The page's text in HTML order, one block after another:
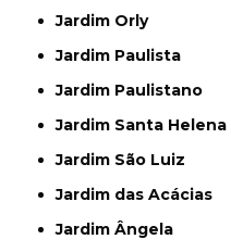
Jardim Orly
Jardim Paulista
Jardim Paulistano
Jardim Santa Helena
Jardim São Luiz
Jardim das Acácias
Jardim Ângela